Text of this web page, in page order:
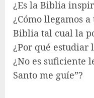
¿Es la Biblia
¿Cómo llegamos
Biblia tal cual la
¿Por qué estudiar
¿No es suficiente
Santo me guíe”?